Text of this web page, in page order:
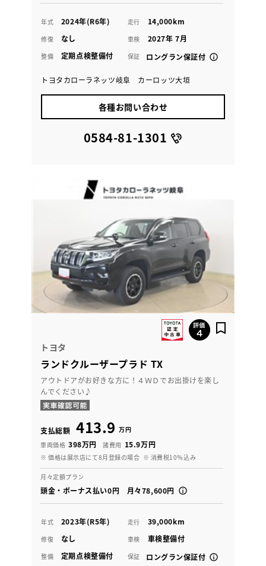
年式 2024年(R6年) 走行 14,000km
修復 なし 車検 2027年 7月
整備 定期点検整備付 保証 ロングラン保証付
トヨタカローラネッツ岐阜 カーロッツ大垣
各種お問い合わせ
0584-81-1301
トヨタ
ランドクルーザープラド TX
アウトドアがお好きな方に！４ＷＤでお出掛けを楽し
んでください♪
支払総額 413.9 万円
車両価格 398万円 諸費用 15.9万円
※ 価格は展示店にて8月登録の場合 ※ 消費税10％込み
月々定額プラン
頭金・ボーナス払い0円 月々78,600円
年式 2023年(R5年) 走行 39,000km
修復 なし 車検 車検整備付
整備 定期点検整備付 保証 ロングラン保証付